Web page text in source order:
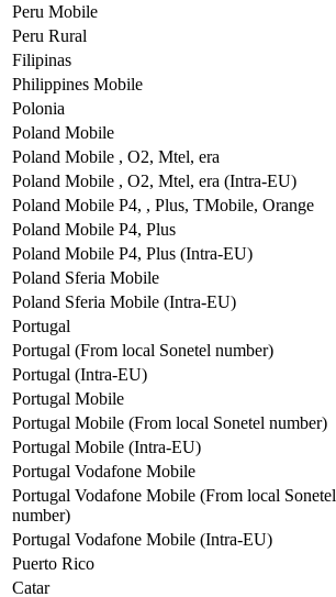
Peru Mobile
Peru Rural
Filipinas
Philippines Mobile
Polonia
Poland Mobile
Poland Mobile , O2, Mtel, era
Poland Mobile , O2, Mtel, era (Intra-EU)
Poland Mobile P4, , Plus, TMobile, Orange
Poland Mobile P4, Plus
Poland Mobile P4, Plus (Intra-EU)
Poland Sferia Mobile
Poland Sferia Mobile (Intra-EU)
Portugal
Portugal (From local Sonetel number)
Portugal (Intra-EU)
Portugal Mobile
Portugal Mobile (From local Sonetel number)
Portugal Mobile (Intra-EU)
Portugal Vodafone Mobile
Portugal Vodafone Mobile (From local Sonetel
number)
Portugal Vodafone Mobile (Intra-EU)
Puerto Rico
Catar